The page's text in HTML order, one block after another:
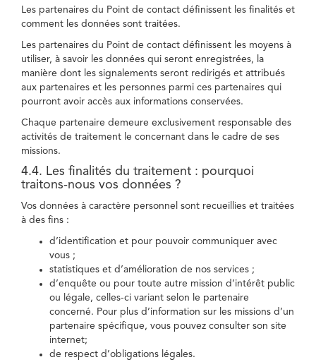
Les partenaires du Point de contact définissent les finalités et
comment les données sont traitées.
Les partenaires du Point de contact définissent les moyens à
utiliser, à savoir les données qui seront enregistrées, la
manière dont les signalements seront redirigés et attribués
aux partenaires et les personnes parmi ces partenaires qui
pourront avoir accès aux informations conservées.
Chaque partenaire demeure exclusivement responsable des
activités de traitement le concernant dans le cadre de ses
missions.
4.4. Les finalités du traitement : pourquoi
traitons-nous vos données ?
Vos données à caractère personnel sont recueillies et traitées
à des fins :
d’identification et pour pouvoir communiquer avec
vous ;
statistiques et d’amélioration de nos services ;
d’enquête ou pour toute autre mission d’intérêt public
ou légale, celles-ci variant selon le partenaire
concerné. Pour plus d’information sur les missions d’un
partenaire spécifique, vous pouvez consulter son site
internet;
de respect d’obligations légales.